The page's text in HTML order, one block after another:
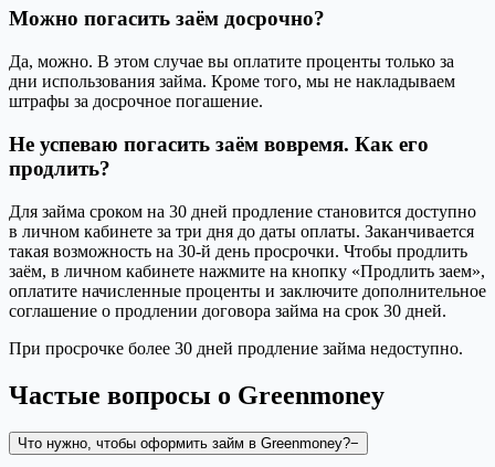
Можно погасить заём досрочно?
Да, можно. В этом случае вы оплатите проценты только за
дни использования займа. Кроме того, мы не накладываем
штрафы за досрочное погашение.
Не успеваю погасить заём вовремя. Как его
продлить?
Для займа сроком на 30 дней продление становится доступно
в личном кабинете за три дня до даты оплаты. Заканчивается
такая возможность на 30-й день просрочки. Чтобы продлить
заём, в личном кабинете нажмите на кнопку «Продлить заем»,
оплатите начисленные проценты и заключите дополнительное
соглашение о продлении договора займа на срок 30 дней.
При просрочке более 30 дней продление займа недоступно.
Частые вопросы о Greenmoney
Что нужно, чтобы оформить займ в Greenmoney?−